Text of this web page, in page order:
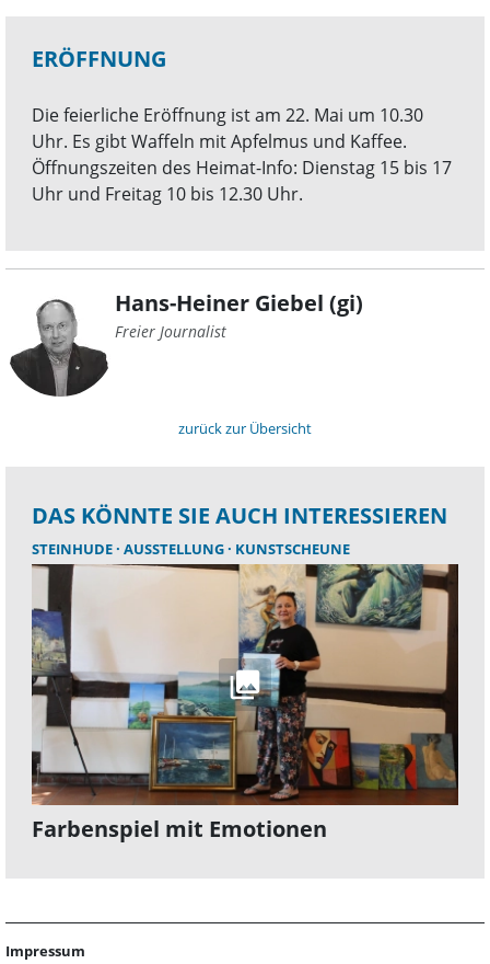
ERÖFFNUNG
Die feierliche Eröffnung ist am 22. Mai um 10.30
Uhr. Es gibt Waffeln mit Apfelmus und Kaffee.
Öffnungszeiten des Heimat-Info: Dienstag 15 bis 17
Uhr und Freitag 10 bis 12.30 Uhr.
Hans-Heiner Giebel (gi)
Freier Journalist
zurück zur Übersicht
DAS KÖNNTE SIE AUCH INTERESSIEREN
STEINHUDE AUSSTELLUNG KUNSTSCHEUNE
Farbenspiel mit Emotionen
Impressum